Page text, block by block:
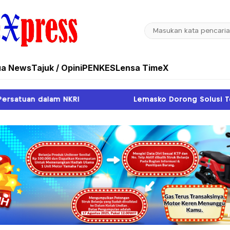
NewsTajuk / OpiniPENKESLensa TimeX
Lemasko Dorong Solusi Terpadu Atasi